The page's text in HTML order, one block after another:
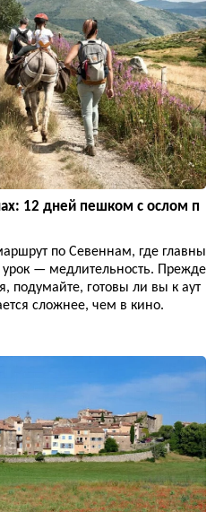
12 дней пешком с ослом п
по Севеннам, где главны
— медлительность. Прежде
подумайте, готовы ли вы к аут
сложнее, чем в кино.